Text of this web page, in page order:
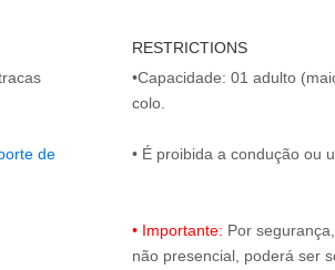
de
RESTRICTIONS
•Capacidade: 01 adulto
colo.
• É proibida a condução ou
• Importante: Por
não presencial, poderá ser